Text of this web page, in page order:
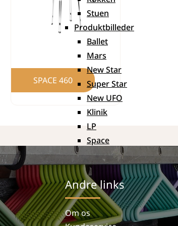
Stuen
Produktbilleder
Ballet
Mars
New Star
Super Star
New UFO
Klinik
LP
Space
SPACE 460
Andre links
Om os